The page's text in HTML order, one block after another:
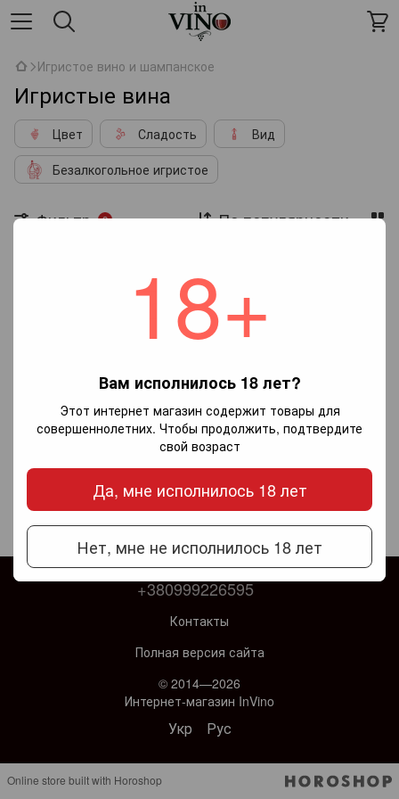
18+
Вам исполнилось 18 лет?
Этот интернет магазин содержит товары для
совершеннолетних. Чтобы продолжить, подтвердите
свой возраст
Да, мне исполнилось 18 лет
Нет, мне не исполнилось 18 лет
Игристое вино и шампанское
Игристые вина
Цвет Сладость
Вид
Безалкогольное игристое
Фильтр 2 По популярности
Эмилия-Романия
+380999226595
Контакты
Полная версия сайта
© 2014—2026
Интернет-магазин InVino
Укр Рус
Online store built with Horoshop